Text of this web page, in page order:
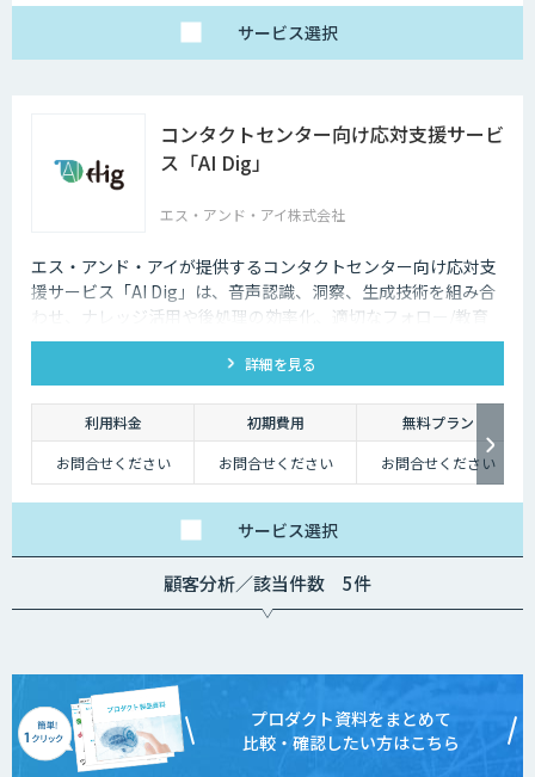
サービス選択
コンタクトセンター向け応対支援サービ
ス「AI Dig」
エス・アンド・アイ株式会社
エス・アンド・アイが提供するコンタクトセンター向け応対支
援サービス「AI Dig」は、音声認識、洞察、生成技術を組み合
わせ、ナレッジ活用や後処理の効率化、適切なフォロー/教育
など一連の業務をサポートします。
詳細を見る
利用料金 初期費用
無料プラン
お問合せください
お問合せください お問合せください
サービス選択
顧客分析／該当件数 5件
プロダクト資料をまとめて
比較・確認したい方はこちら